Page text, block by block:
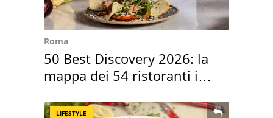
Roma
50 Best Discovery 2026: la
mappa dei 54 ristoranti in
LIFESTYLE